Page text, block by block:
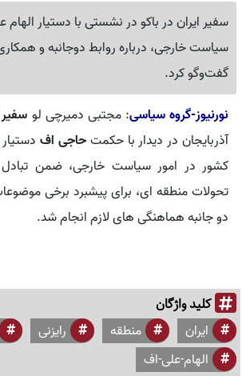
سفیر ایران در باکو در نشستی با دستیار الهام
سیاست خارجی، درباره روابط دوجانبه و
گفت‌وگو کرد.
نورنیوز-گروه سیاسی: مجتبی دمیرچی لو سفیر
آذربایجان در دیدار با حکمتحاجی اف
کشور در امور سیاست خارجی، ضمن
تحولات منطقه ای، برای پیشبرد برخی
دو جانبه هماهنگی های لازم انجام شد.
کلید واژگان
ایران منطقه رایزنی
الهام-علی-اف